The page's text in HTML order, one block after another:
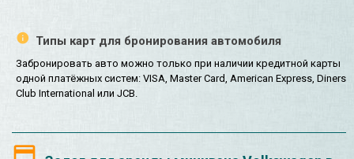
Типы карт для бронирования автомобиля
Забронировать авто можно только при наличии кредитной карты
одной платёжных систем: VISA, Master Card, American Express, Diners
Club International или JCB.